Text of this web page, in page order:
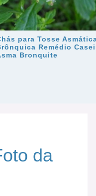
para Tosse
Remédio
Bronquite
da